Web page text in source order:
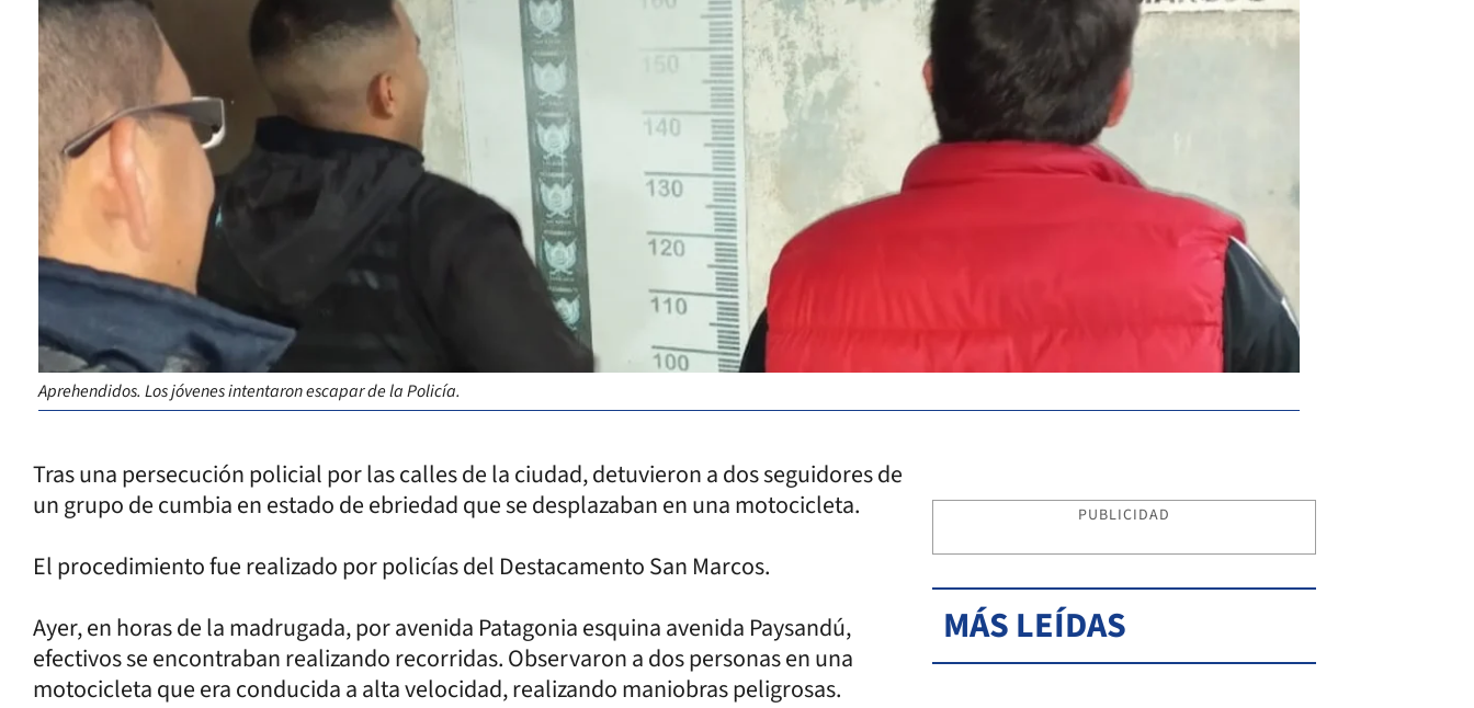
Aprehendidos. Los jóvenes intentaron escapar de la Policía.
Tras una persecución policial por las calles de la ciudad, detuvieron a dos seguidores de
un grupo de cumbia en estado de ebriedad que se desplazaban en una motocicleta.
El procedimiento fue realizado por policías del Destacamento San Marcos.
Ayer, en horas de la madrugada, por avenida Patagonia esquina avenida Paysandú,
efectivos se encontraban realizando recorridas. Observaron a dos personas en una
motocicleta que era conducida a alta velocidad, realizando maniobras peligrosas.
PUBLICIDAD
MÁS LEÍDAS